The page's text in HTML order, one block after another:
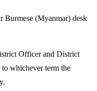
Burmese (Myanmar) desk
Officer and District
whichever term the